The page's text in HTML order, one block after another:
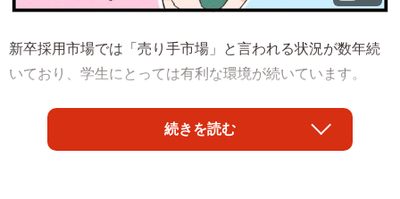
新卒採用市場では「売り手市場」と言われる状況が数年続
いており、学生にとっては有利な環境が続いています。
「まずは身の丈に合った会社の早期選考で内定を確保し、
本選考でチャレンジ企業を受ける」「いくつか内定をもら
続きを読む